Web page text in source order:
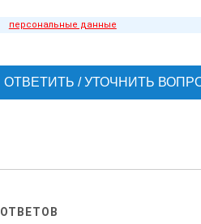
персональные данные
ОТВЕТИТЬ / УТОЧНИТЬ
ОТВЕТОВ